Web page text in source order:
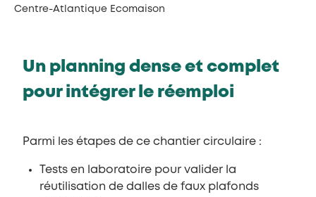
Centre-Atlantique Ecomaison
Un planning dense et complet
pour intégrer le réemploi
Parmi les étapes de ce chantier circulaire :
Tests en laboratoire pour valider la
réutilisation de dalles de faux plafonds